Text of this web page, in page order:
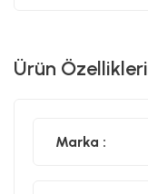
Ürün Özellikleri
Marka :